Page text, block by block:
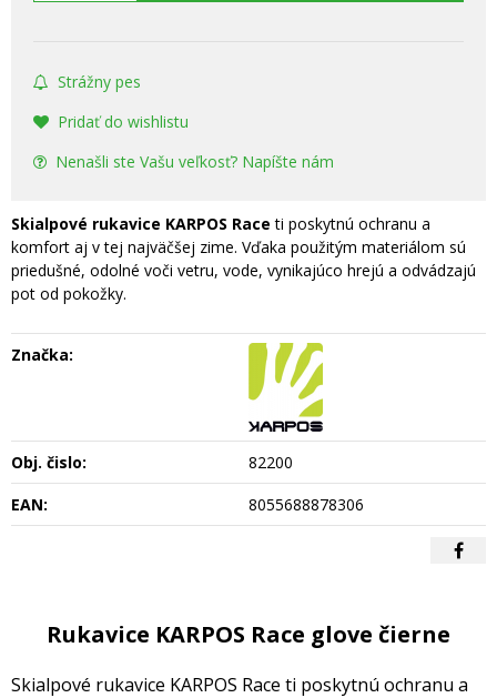
Strážny pes
Pridať do wishlistu
Nenašli ste Vašu veľkosť? Napíšte nám
Skialpové rukavice KARPOS Race ti poskytnú ochranu a
komfort aj v tej najväčšej zime. Vďaka použitým materiálom sú
priedušné, odolné voči vetru, vode, vynikajúco hrejú a odvádzajú
pot od pokožky.
Značka:
Obj. čislo:
82200
EAN:
8055688878306
Rukavice KARPOS Race glove čierne
Skialpové rukavice KARPOS Race ti poskytnú ochranu a